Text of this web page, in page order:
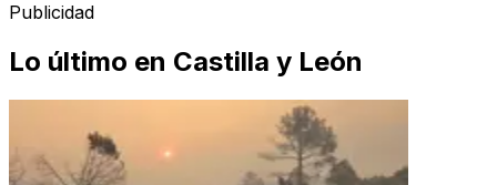
Publicidad
Lo último en Castilla y León